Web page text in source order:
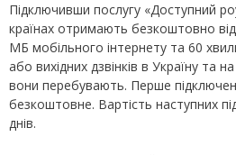
Підключивши послугу «Доступний
країнах отримають безкоштовно
МБ мобільного інтернету та 60
або вихідних дзвінків в Україну та
вони перебувають. Перше
безкоштовне. Вартість наступних
днів.